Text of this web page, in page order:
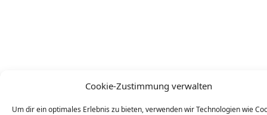
Cookie-Zustimmung verwalten
Um dir ein optimales Erlebnis zu bieten, verwenden wir Technologien wie